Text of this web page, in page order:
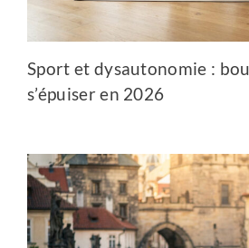
Sport et dysautonomie :
s’épuiser en 2026